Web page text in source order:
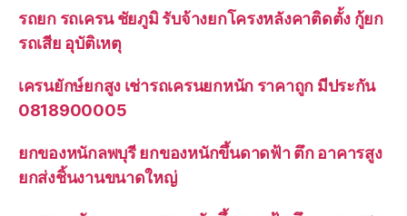
รถยก รถเครน ชัยภูมิ รับจ้างยกโครงหลังคาติดตั้ง กู้ยก
รถเสีย อุบัติเหตุ
เครนยักษ์ยกสูง เช่ารถเครนยกหนัก ราคาถูก มีประกัน
0818900005
ยกของหนักลพบุรี ยกของหนักขึ้นดาดฟ้า ตึก อาคารสูง
ยกส่งชิ้นงานขนาดใหญ่